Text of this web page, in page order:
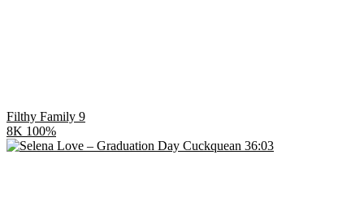
Filthy Family 9
8K 100%
36:03